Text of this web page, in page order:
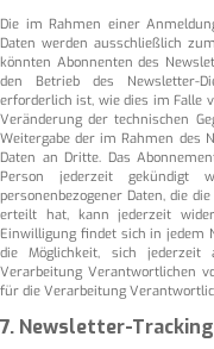
Die im Rahmen einer
Daten werden ausschließlich
könnten Abonnenten des
den Betrieb des Newsletter-
erforderlich ist, wie dies im Falle
Veränderung der technischen
Weitergabe der im Rahmen des
Daten an Dritte. Das
Person jederzeit gekündigt
personenbezogener Daten, die
erteilt hat, kann jederzeit
Einwilligung findet sich in jedem
die Möglichkeit, sich
Verarbeitung Verantwortlichen
für die Verarbeitung
7. Newsletter-Tracking